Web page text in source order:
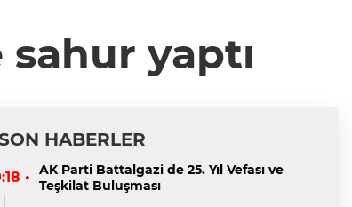
yaptı
HABERLER
•
AK Parti Battalgazi de 25. Yıl Vefası ve
Teşkilat Buluşması